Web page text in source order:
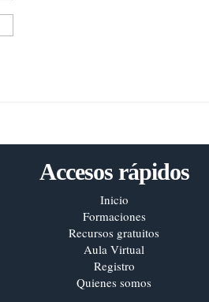
Accesos rápidos
Inicio
Formaciones
Recursos gratuitos
Aula Virtual
Registro
Quienes somos